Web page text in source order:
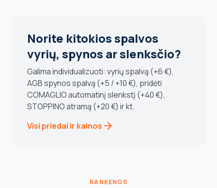
Norite kitokios spalvos
vyrių, spynos ar slenksčio?
Galima individualizuoti: vyrių spalvą (+6 €),
AGB spynos spalvą (+5 / +10 €), pridėti
COMAGLIO automatinį slenkstį (+40 €),
STOPPINO atramą (+20 €) ir kt.
Visi priedai ir kainos arrow_forward
RANKENOS